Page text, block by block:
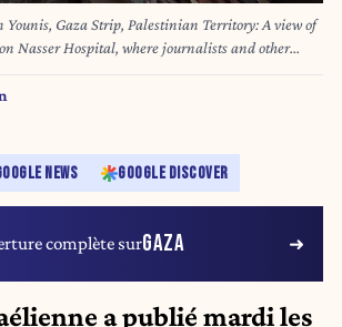
Younis, Gaza Strip, Palestinian Territory: A view of
Nasser Hospital, where journalists and other
Younis in the southern Gaza Strip, on August
NEWS GOOGLE DISCOVER
complète surGAZA
a publié mardi les